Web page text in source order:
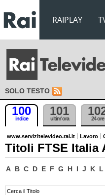
RAIPLAY
SOLO TESTO
100
indice
101
ultim'ora 24 ore
www.servizitelevideo.rai.it Lavoro
Titoli FTSE Italia
A B C D E F G H I J K L